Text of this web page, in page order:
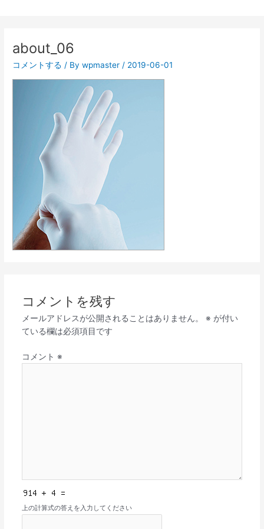
about_06
コメントする / Bywpmaster / 2019-06-01
コメントを残す
メールアドレスが公開されることはありません。 ※ が付い
ている欄は必須項目です
コメント ※
上の計算式の答えを入力してください